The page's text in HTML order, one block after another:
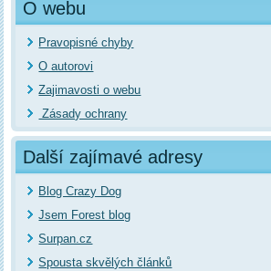
O webu
Pravopisné chyby
O autorovi
Zajimavosti o webu
Zásady ochrany
Další zajímavé adresy
Blog Crazy Dog
Jsem Forest blog
Surpan.cz
Spousta skvělých článků